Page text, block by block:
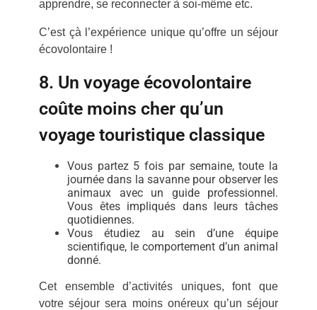
apprendre, se reconnecter à soi-même etc.
C’est çà l’expérience unique qu’offre un séjour
écovolontaire !
8. Un voyage écovolontaire
coûte moins cher qu’un
voyage touristique classique
Vous partez 5 fois par semaine, toute la
journée dans la savanne pour observer les
animaux avec un guide professionnel.
Vous êtes impliqués dans leurs tâches
quotidiennes.
Vous étudiez au sein d’une équipe
scientifique, le comportement d’un animal
donné.
Cet ensemble d’activités uniques, font que
votre séjour sera moins onéreux qu’un séjour